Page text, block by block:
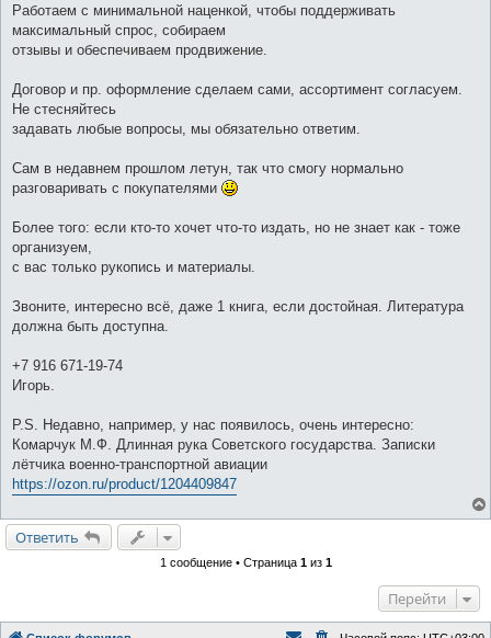
Работаем с минимальной наценкой, чтобы поддерживать
максимальный спрос, собираем
отзывы и обеспечиваем продвижение.
Договор и пр. оформление сделаем сами, ассортимент согласуем.
Не стесняйтесь
задавать любые вопросы, мы обязательно ответим.
Сам в недавнем прошлом летун, так что смогу нормально
разговаривать с покупателями
Более того: если кто-то хочет что-то издать, но не знает как - тоже
организуем,
с вас только рукопись и материалы.
Звоните, интересно всё, даже 1 книга, если достойная. Литература
должна быть доступна.
+7 916 671-19-74
Игорь.
P.S. Недавно, например, у нас появилось, очень интересно:
Комарчук М.Ф. Длинная рука Советского государства. Записки
лётчика военно-транспортной авиации
https://ozon.ru/product/1204409847
Ответить
1 сообщение • Страница 1из 1
Перейти